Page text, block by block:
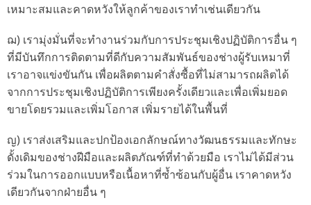
เหมาะสมและคาดหวังให้ลูกค้าของเราทำเช่นเดียวกัน
ฌ) เรามุ่งมั่นที่จะทำงานร่วมกับการประชุมเชิงปฏิบัติการอื่น ๆ
ที่มีบันทึกการติดตามที่ดีกับความสัมพันธ์ของช่างผู้รับเหมาที่
เราอาจแข่งขันกัน เพื่อผลิตตามคำสั่งซื้อที่ไม่สามารถผลิตได้
จากการประชุมเชิงปฏิบัติการเพียงครั้งเดียวและเพื่อเพิ่มยอด
ขายโดยรวมและเพิ่มโอกาส เพิ่มรายได้ในพื้นที่
ญ) เราส่งเสริมและปกป้องเอกลักษณ์ทางวัฒนธรรมและทักษะ
ดั้งเดิมของช่างฝีมือและผลิตภัณฑ์ที่ทำด้วยมือ เราไม่ได้มีส่วน
ร่วมในการออกแบบหรือเนื้อหาที่ซ้ำซ้อนกับผู้อื่น เราคาดหวัง
เดียวกันจากฝ่ายอื่น ๆ